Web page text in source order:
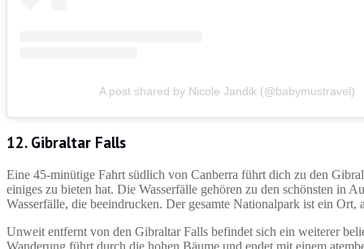
A post shared by Nicole Jandik (@babymustravel)
12. Gibraltar Falls
Eine 45-minütige Fahrt südlich von Canberra führt dich zu den
einiges zu bieten hat. Die Wasserfälle gehören zu den schönsten in
Wasserfälle, die beeindrucken. Der gesamte Nationalpark ist ein
Unweit entfernt von den Gibraltar Falls befindet sich ein weiterer
Wanderung führt durch die hohen Bäume und endet mit einem